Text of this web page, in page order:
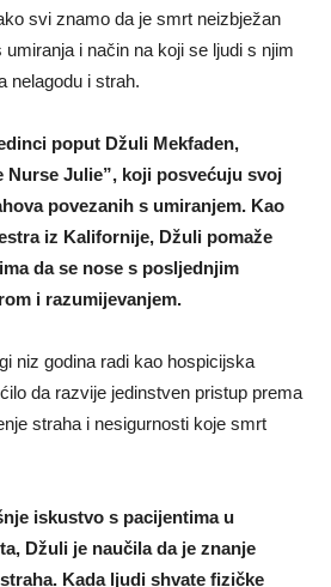
svi znamo da je smrt neizbježan
i način na koji se ljudi s njim
nelagodu i strah.
poput Džuli Mekfaden,
Nurse Julie”, koji posvećuju svoj
povezanih s umiranjem. Kao
iz Kalifornije, Džuli pomaže
da se nose s posljednjim
i razumijevanjem.
niz godina radi kao hospicijska
da razvije jedinstven pristup prema
straha i nesigurnosti koje smrt
iskustvo s pacijentima u
Džuli je naučila da je znanje
Kada ljudi shvate fizičke